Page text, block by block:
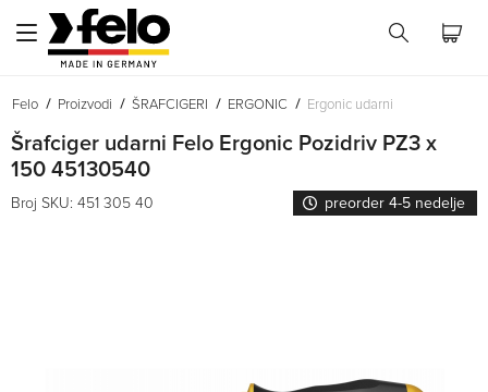
Felo Proizvodi ŠRAFCIGERI ERGONIC Ergonic udarni
Šrafciger udarni Felo Ergonic Pozidriv PZ3 x
150 45130540
Broj SKU: 451 305 40 preorder 4-5 nedelje